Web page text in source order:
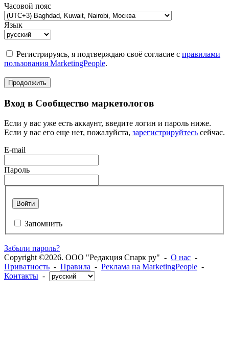
Часовой пояс
Язык
Регистрируясь, я подтверждаю своё согласие с правилами
пользования MarketingPeople.
Продолжить
Вход в Сообщество маркетологов
Если у вас уже есть аккаунт, введите логин и пароль ниже.
Если у вас его еще нет, пожалуйста, зарегистрируйтесь сейчас.
E-mail
Пароль
Войти
Запомнить
Забыли пароль?
Copyright ©2026. ООО "Редакция Спарк ру" - О нас -
Приватность - Правила - Реклама на MarketingPeople -
Контакты -